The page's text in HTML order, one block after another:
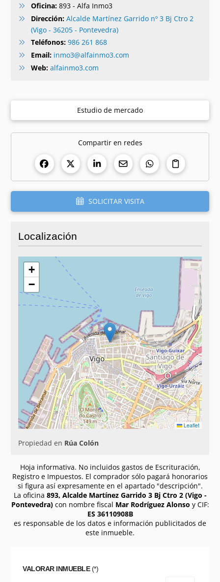
Oficina:893 - Alfa Inmo3
Dirección: Alcalde Martínez Garrido nº 3 Bj Ctro 2
(Vigo - 36205 - Pontevedra)
Teléfonos: 986 261 868
Email: inmo3@alfainmo3.com
Web: alfainmo3.com
Estudio de mercado
Compartir en redes
SOLICITAR VISITA
Localización
+
−
Leaflet
Propiedad en Rúa Colón
Hoja informativa. No incluidos gastos de Escrituración,
Registro e Impuestos. El comprador sólo pagará honorarios
si figura así expresamente en el apartado "descripción".
La oficina 893, Alcalde Martínez Garrido 3 Bj Ctro 2 (Vigo -
Pontevedra)con nombre fiscal Mar Rodríguez Alonso y CIF:
ES 36110908B
es responsable de los datos e información publicitados de
este inmueble.
VALORAR INMUEBLE(*)